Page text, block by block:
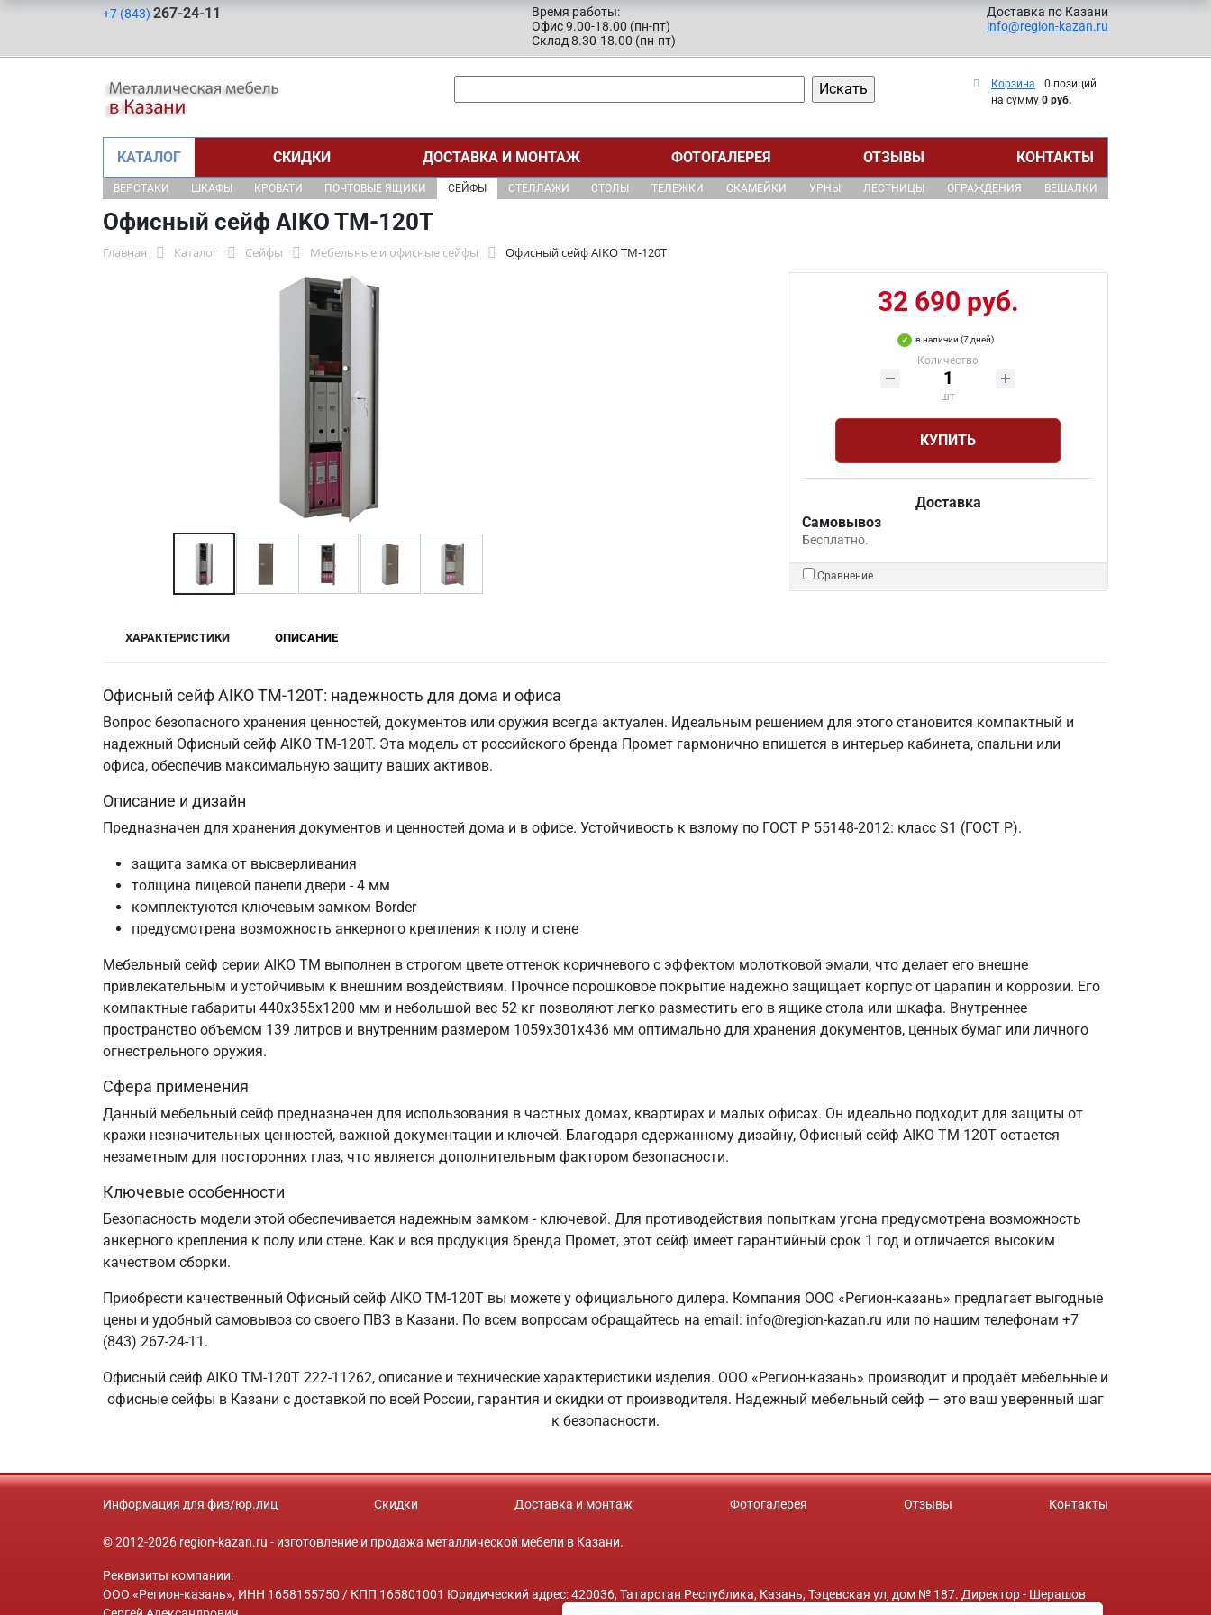
+7 (843) 267-24-11
Время работы:
Офис 9.00-18.00 (пн-пт)
Склад 8.30-18.00 (пн-пт)
Доставка по Казани
info@region-kazan.ru
Корзина
0 позиций
на сумму 0 руб.
КАТАЛОГ СКИДКИ ДОСТАВКА И МОНТАЖ ФОТОГАЛЕРЕЯ ОТЗЫВЫ КОНТАКТЫ
ВЕРСТАКИ ШКАФЫ КРОВАТИ ПОЧТОВЫЕ ЯЩИКИ СЕЙФЫ СТЕЛЛАЖИ СТОЛЫ ТЕЛЕЖКИ СКАМЕЙКИ УРНЫ ЛЕСТНИЦЫ ОГРАЖДЕНИЯ ВЕШАЛКИ
Офисный сейф AIKO TM-120T
Главная Каталог Сейфы Мебельные и офисные сейфы Офисный сейф AIKO TM-120T
32 690 руб.
в наличии (7 дней)
Количество
шт
КУПИТЬ
Доставка
Самовывоз
Бесплатно.
Сравнение
ХАРАКТЕРИСТИКИ ОПИСАНИЕ
Офисный сейф AIKO TM-120T: надежность для дома и офиса
Вопрос безопасного хранения ценностей, документов или оружия всегда актуален. Идеальным решением для этого становится компактный и
надежный Офисный сейф AIKO TM-120T. Эта модель от российского бренда Промет гармонично впишется в интерьер кабинета, спальни или
офиса, обеспечив максимальную защиту ваших активов.
Описание и дизайн
Предназначен для хранения документов и ценностей дома и в офисе. Устойчивость к взлому по ГОСТ Р 55148-2012: класс S1 (ГОСТ Р).
защита замка от высверливания
толщина лицевой панели двери - 4 мм
комплектуются ключевым замком Border
предусмотрена возможность анкерного крепления к полу и стене
Мебельный сейф серии AIKO TM выполнен в строгом цвете оттенок коричневого с эффектом молотковой эмали, что делает его внешне
привлекательным и устойчивым к внешним воздействиям. Прочное порошковое покрытие надежно защищает корпус от царапин и коррозии. Его
компактные габариты 440х355х1200 мм и небольшой вес 52 кг позволяют легко разместить его в ящике стола или шкафа. Внутреннее
пространство объемом 139 литров и внутренним размером 1059х301х436 мм оптимально для хранения документов, ценных бумаг или личного
огнестрельного оружия.
Сфера применения
Данный мебельный сейф предназначен для использования в частных домах, квартирах и малых офисах. Он идеально подходит для защиты от
кражи незначительных ценностей, важной документации и ключей. Благодаря сдержанному дизайну, Офисный сейф AIKO TM-120T остается
незаметным для посторонних глаз, что является дополнительным фактором безопасности.
Ключевые особенности
Безопасность модели этой обеспечивается надежным замком - ключевой. Для противодействия попыткам угона предусмотрена возможность
анкерного крепления к полу или стене. Как и вся продукция бренда Промет, этот сейф имеет гарантийный срок 1 год и отличается высоким
качеством сборки.
Приобрести качественный Офисный сейф AIKO TM-120T вы можете у официального дилера. Компания ООО «Регион-казань» предлагает выгодные
цены и удобный самовывоз со своего ПВЗ в Казани. По всем вопросам обращайтесь на email: info@region-kazan.ru или по нашим телефонам +7
(843) 267-24-11.
Офисный сейф AIKO TM-120T 222-11262, описание и технические характеристики изделия. ООО «Регион-казань» производит и продаёт мебельные и
офисные сейфы в Казани с доставкой по всей России, гарантия и скидки от производителя. Надежный мебельный сейф — это ваш уверенный шаг
к безопасности.
Информация для физ/юр.лиц Скидки Доставка и монтаж Фотогалерея Отзывы Контакты
© 2012-2026 region-kazan.ru - изготовление и продажа металлической мебели в Казани.
Реквизиты компании:
ООО «Регион-казань», ИНН 1658155750 / КПП 165801001 Юридический адрес: 420036, Татарстан Республика, Казань, Тэцевская ул, дом № 187. Директор - Шерашов